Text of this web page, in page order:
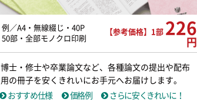
例／A4・無線綴じ・40P
50部・全部モノクロ印刷
【参考価格】1部 226
円
博士・修士や卒業論文など、各種論文の提出や配布
用の冊子を安くきれいにお手元へお届けします。
おすすめ仕様
価格例 さらに安くきれいに！